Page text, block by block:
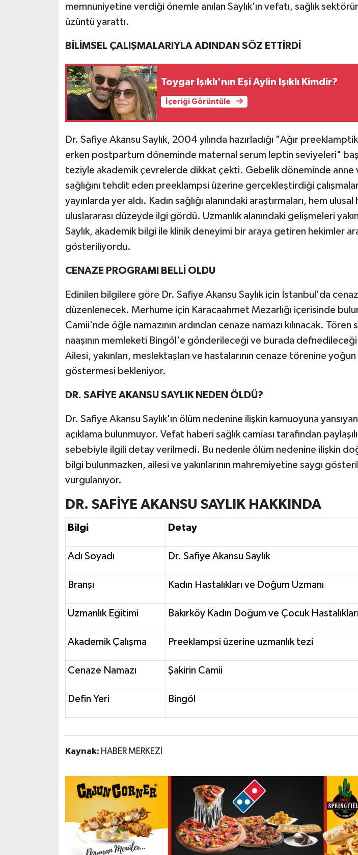
memnuniyetine verdiği önemle anılan Saylık'ın vefatı, sağlık
üzüntü yarattı.
BİLİMSEL ÇALIŞMALARIYLA ADINDAN SÖZ ETTİRDİ
Toygar Işıklı'nın Eşi Aylin Işıklı Kimdir?
İçeriği Görüntüle
Dr. Safiye Akansu Saylık, 2004 yılında hazırladığı "Ağır
erken postpartum döneminde maternal serum leptin seviyeleri"
teziyle akademik çevrelerde dikkat çekti. Gebelik döneminde anne
sağlığını tehdit eden preeklampsi üzerine gerçekleştirdiği
yayınlarda yer aldı. Kadın sağlığı alanındaki araştırmaları, hem ulusal
uluslararası düzeyde ilgi gördü. Uzmanlık alanındaki gelişmeleri
Saylık, akademik bilgi ile klinik deneyimi bir araya getiren hekimler
gösteriliyordu.
CENAZE PROGRAMI BELLİ OLDU
Edinilen bilgilere göre Dr. Safiye Akansu Saylık için İstanbul'da
düzenlenecek. Merhume için Karacaahmet Mezarlığı içerisinde
Camii'nde öğle namazının ardından cenaze namazı kılınacak. Tören
naaşının memleketi Bingöl'e gönderileceği ve burada
Ailesi, yakınları, meslektaşları ve hastalarının cenaze törenine yoğun
göstermesi bekleniyor.
DR. SAFİYE AKANSU SAYLIK NEDEN ÖLDÜ?
Dr. Safiye Akansu Saylık'ın ölüm nedenine ilişkin kamuoyuna
açıklama bulunmuyor. Vefat haberi sağlık camiası tarafından
sebebiyle ilgili detay verilmedi. Bu nedenle ölüm nedenine ilişkin
bilgi bulunmazken, ailesi ve yakınlarının mahremiyetine saygı
vurgulanıyor.
DR. SAFİYE AKANSU SAYLIK HAKKINDA
Bilgi Detay
Adı Soyadı Dr. Safiye Akansu Saylık
Branşı Kadın Hastalıkları ve Doğum Uzmanı
Uzmanlık Eğitimi Bakırköy Kadın Doğum ve Çocuk
Akademik Çalışma Preeklampsi üzerine uzmanlık tezi
Cenaze Namazı Şakirin Camii
Defin Yeri Bingöl
Kaynak: HABER MERKEZİ